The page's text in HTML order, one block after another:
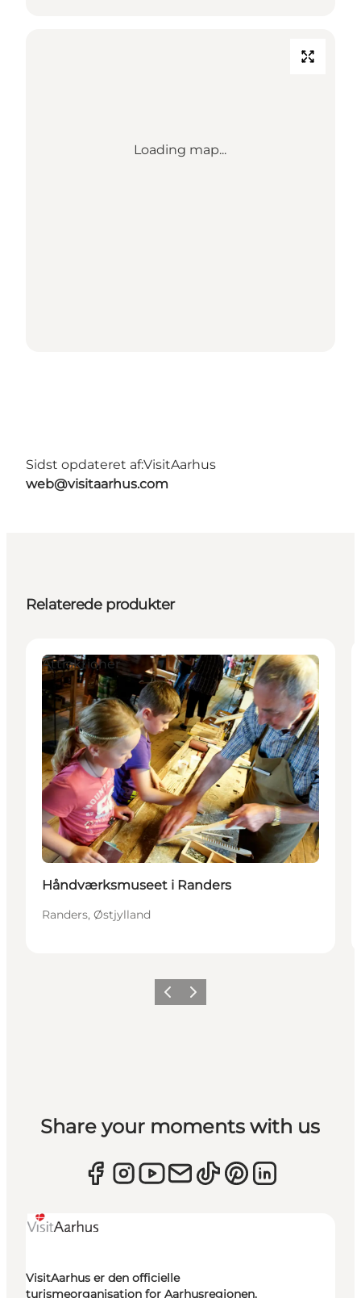
Loading map...
Sidst opdateret af:VisitAarhus
web@visitaarhus.com
Relaterede produkter
Attraktioner
Håndværksmuseet i Randers
Randers, Østjylland
ForrigeNæste
Share your moments with us
VisitAarhus er den officielle
turismeorganisation for Aarhusregionen.